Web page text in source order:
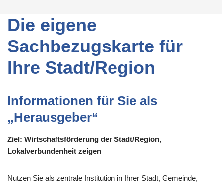
Die eigene
Sachbezugskarte für
Ihre Stadt/Region
Informationen für Sie als
„Herausgeber“
Ziel: Wirtschaftsförderung der Stadt/Region,
Lokalverbundenheit zeigen
Nutzen Sie als zentrale Institution in Ihrer Stadt, Gemeinde,